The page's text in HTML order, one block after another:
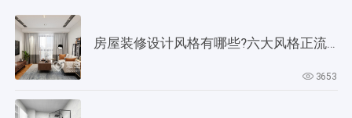
房屋装修设计风格有哪些?六大风格正流行!
3653